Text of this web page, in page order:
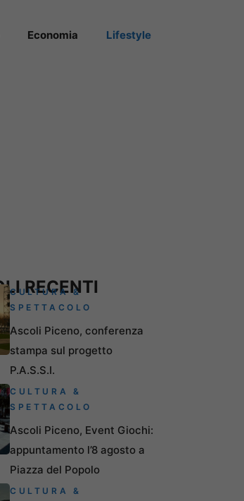
Economia Lifestyle
RECENTI
CULTURA &
SPETTACOLO
Ascoli Piceno, conferenza
stampa sul progetto
P.A.S.S.I.
CULTURA &
SPETTACOLO
Ascoli Piceno, Event Giochi:
appuntamento l’8 agosto a
Piazza del Popolo
CULTURA &